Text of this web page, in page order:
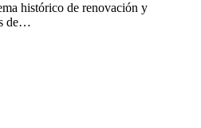
histórico de renovación y
de…